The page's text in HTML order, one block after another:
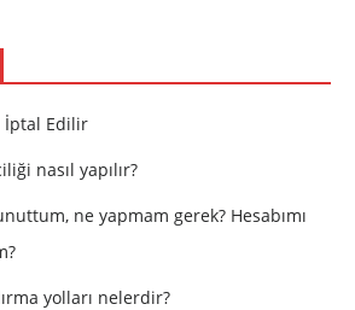
İptal Edilir
nasıl yapılır?
ne yapmam gerek? Hesabımı
yolları nelerdir?